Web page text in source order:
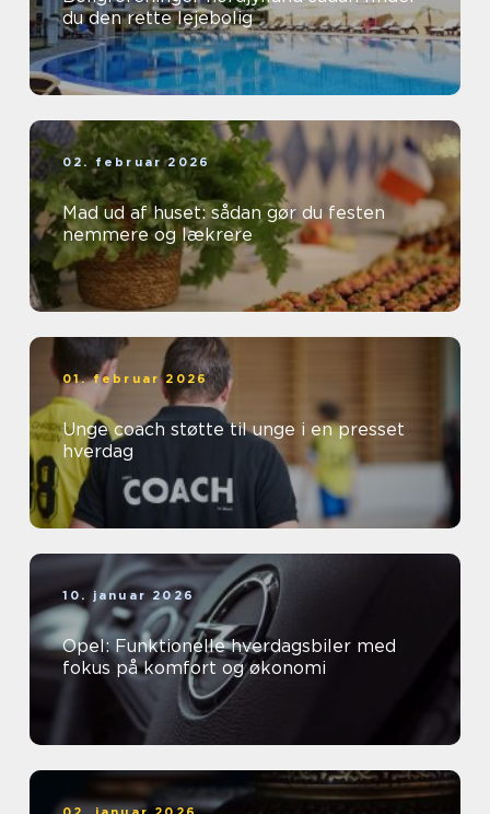
du den rette lejebolig
02. februar 2026
Mad ud af huset: sådan gør du festen
nemmere og lækrere
01. februar 2026
Unge coach støtte til unge i en presset
hverdag
10. januar 2026
Opel: Funktionelle hverdagsbiler med
fokus på komfort og økonomi